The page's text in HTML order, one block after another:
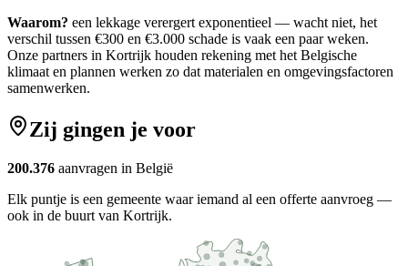
Waarom? een lekkage verergert exponentieel — wacht niet, het
verschil tussen €300 en €3.000 schade is vaak een paar weken.
Onze partners in Kortrijk houden rekening met het Belgische
klimaat en plannen werken zo dat materialen en omgevingsfactoren
samenwerken.
Zij gingen je voor
200.376 aanvragen in België
Elk puntje is een gemeente waar iemand al een offerte aanvroeg —
ook in de buurt van Kortrijk.